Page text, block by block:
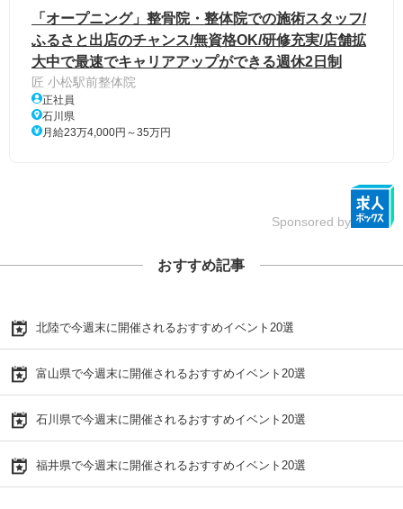
「オープニング」整骨院・整体院での施術スタッフ/
ふるさと出店のチャンス/無資格OK/研修充実/店舗拡
大中で最速でキャリアアップができる週休2日制
匠 小松駅前整体院
正社員
石川県
月給23万4,000円～35万円
Sponsored by
おすすめ記事
北陸で今週末に開催されるおすすめイベント20選
富山県で今週末に開催されるおすすめイベント20選
石川県で今週末に開催されるおすすめイベント20選
福井県で今週末に開催されるおすすめイベント20選